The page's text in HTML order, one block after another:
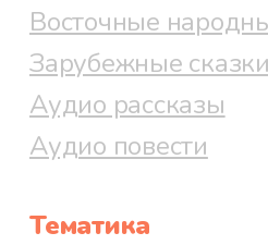
Восточные
Зарубежные сказки
Аудио рассказы
Аудио повести
Тематика